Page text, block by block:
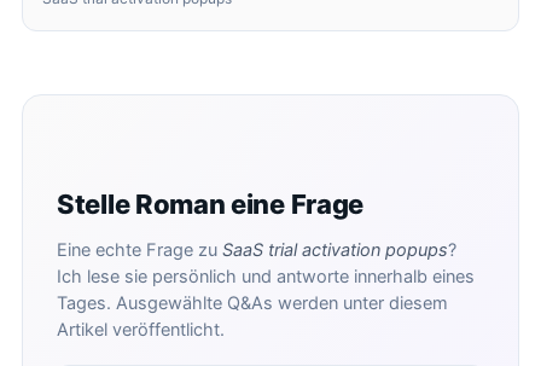
Stelle Roman eine Frage
Eine echte Frage zu SaaS trial activation popups?
Ich lese sie persönlich und antworte innerhalb eines
Tages. Ausgewählte Q&As werden unter diesem
Artikel veröffentlicht.